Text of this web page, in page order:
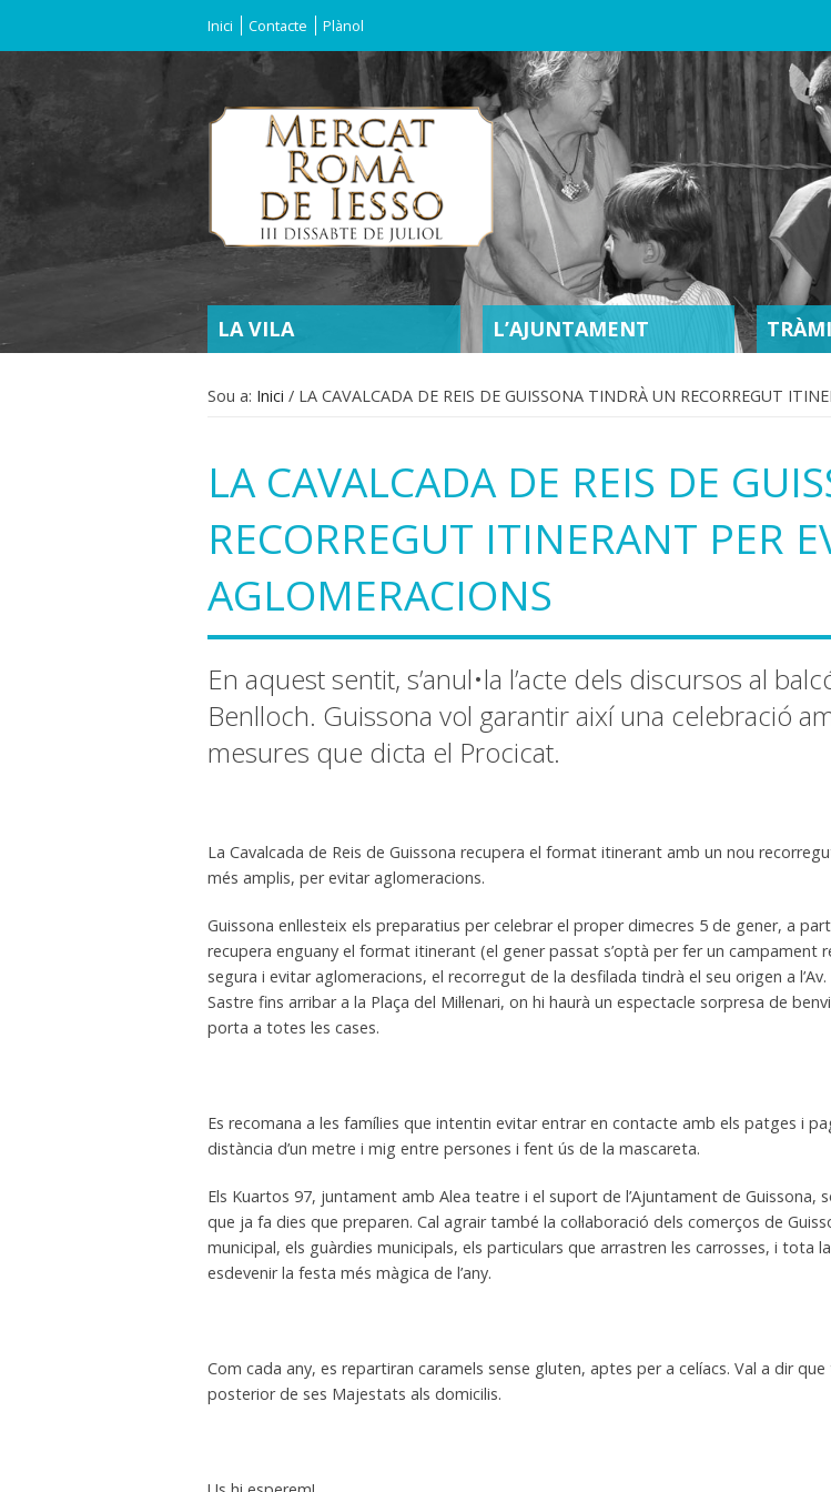
Inici Contacte Plànol
SECTIONS
LA VILA L’AJUNTAMENT
Sou a: Inici / LA CAVALCADA DE REIS DE GUISSONA TINDRÀ UN RECORREGUT
LA CAVALCADA DE REIS DE
RECORREGUT ITINERANT PER
AGLOMERACIONS
En aquest sentit, s’anul•la l’acte dels discursos al
Benlloch. Guissona vol garantir així una celebració
mesures que dicta el Procicat.
La Cavalcada de Reis de Guissona recupera el format itinerant amb un nou
més amplis, per evitar aglomeracions.
Guissona enllesteix els preparatius per celebrar el proper dimecres 5 de gener, a
recupera enguany el format itinerant (el gener passat s’optà per fer un campament
segura i evitar aglomeracions, el recorregut de la desfilada tindrà el seu origen a
Sastre fins arribar a la Plaça del Mil·lenari, on hi haurà un espectacle sorpresa de
porta a totes les cases.
Es recomana a les famílies que intentin evitar entrar en contacte amb els patges i
distància d’un metre i mig entre persones i fent ús de la mascareta.
Els Kuartos 97, juntament amb Alea teatre i el suport de l’Ajuntament de Guissona,
que ja fa dies que preparen. Cal agrair també la col·laboració dels comerços de
municipal, els guàrdies municipals, els particulars que arrastren les carrosses, i
esdevenir la festa més màgica de l’any.
Com cada any, es repartiran caramels sense gluten, aptes per a celíacs. Val a dir
posterior de ses Majestats als domicilis.